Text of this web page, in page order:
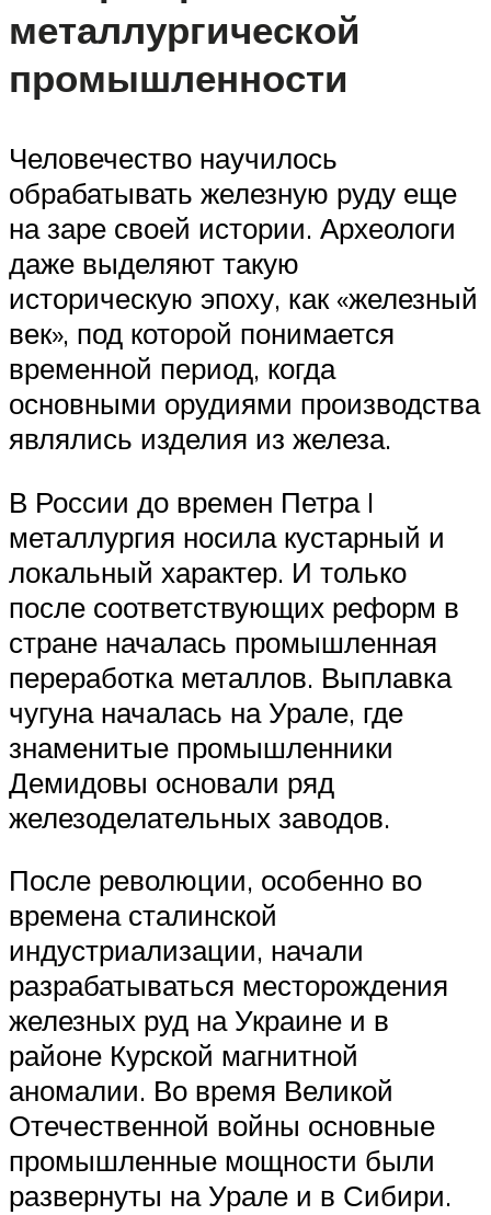
металлургической
промышленности
Человечество научилось
обрабатывать железную руду еще
на заре своей истории. Археологи
даже выделяют такую
историческую эпоху, как «железный
век», под которой понимается
временной период, когда
основными орудиями производства
являлись изделия из железа.
В России до времен Петра I
металлургия носила кустарный и
локальный характер. И только
после соответствующих реформ в
стране началась промышленная
переработка металлов. Выплавка
чугуна началась на Урале, где
знаменитые промышленники
Демидовы основали ряд
железоделательных заводов.
После революции, особенно во
времена сталинской
индустриализации, начали
разрабатываться месторождения
железных руд на Украине и в
районе Курской магнитной
аномалии. Во время Великой
Отечественной войны основные
промышленные мощности были
развернуты на Урале и в Сибири.